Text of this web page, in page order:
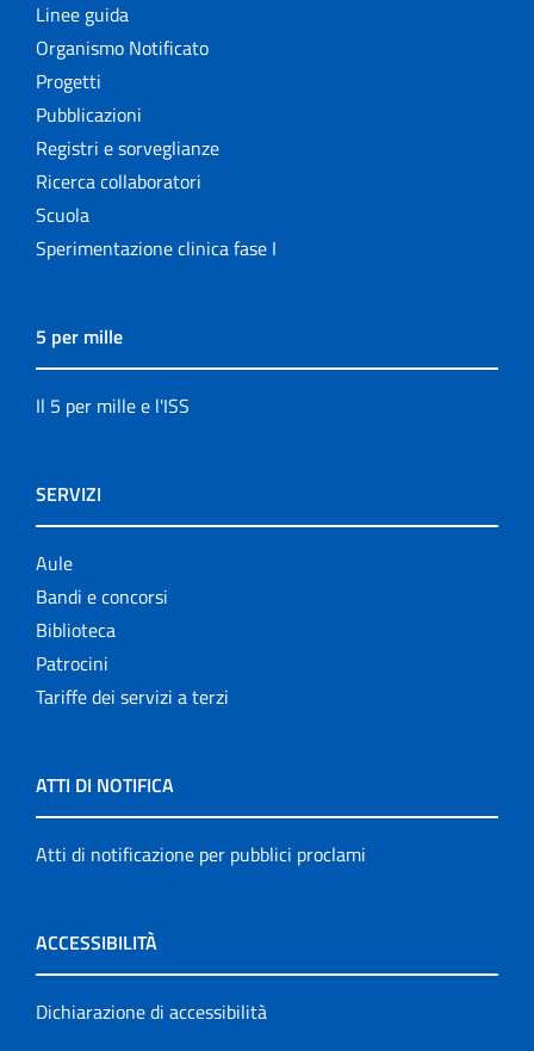
Linee guida
Organismo Notificato
Progetti
Pubblicazioni
Registri e sorveglianze
Ricerca collaboratori
Scuola
Sperimentazione clinica fase I
5 per mille
Il 5 per mille e l'ISS
SERVIZI
Aule
Bandi e concorsi
Biblioteca
Patrocini
Tariffe dei servizi a terzi
ATTI DI NOTIFICA
Atti di notificazione per pubblici proclami
ACCESSIBILITÀ
Dichiarazione di accessibilità